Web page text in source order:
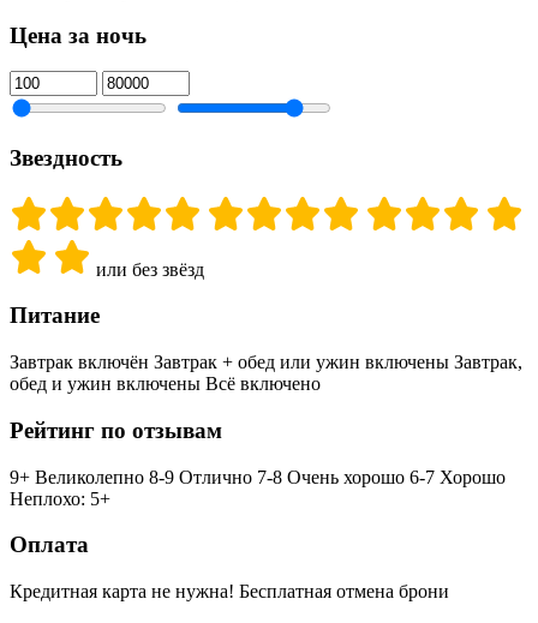
Цена за ночь
Звездность
или без звёзд
Питание
Завтрак включён Завтрак + обед или ужин включены Завтрак,
обед и ужин включены Всё включено
Рейтинг по отзывам
9+ Великолепно 8-9 Отлично 7-8 Очень хорошо 6-7 Хорошо
Неплохо: 5+
Оплата
Кредитная карта не нужна! Бесплатная отмена брони